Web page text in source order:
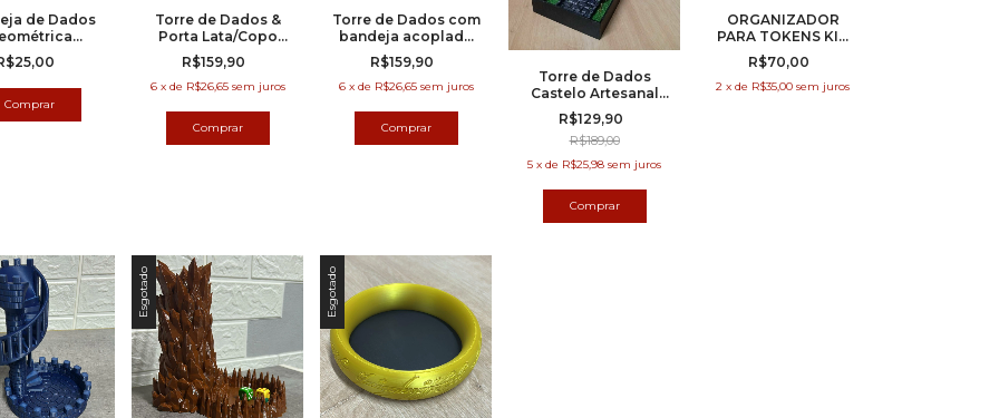
de Dados
Torre de Dados &
Porta Lata/Copo
Sauron
R$159,90
6 x de R$26,65 sem juros
Torre de Dados com
bandeja acoplada
Deluxe 3D Porta-
Latas
R$159,90
6 x de R$26,65 sem juros
Torre de Dados
Castelo Artesanal
(Chaminé)
R$129,90
R$189,00
5 x de R$25,98 sem juros
ORGANIZADOR
PARA TOKENS KIT
TRIÂNGULOS KIT
COM 6 PEÇAS
R$70,00
2 x de R$35,00 sem juros
Esgotado Esgotado